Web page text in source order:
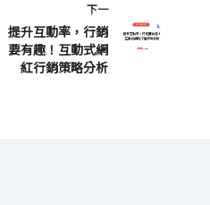
下一
提升互動率，行銷
要有趣！互動式網
紅行銷策略分析